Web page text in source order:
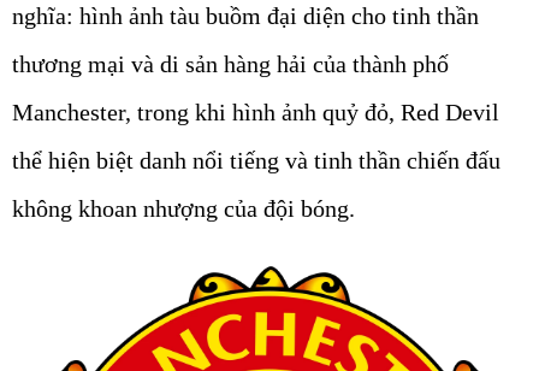
nghĩa: hình ảnh tàu buồm đại diện cho tinh thần
thương mại và di sản hàng hải của thành phố
Manchester, trong khi hình ảnh quỷ đỏ, Red Devil
thể hiện biệt danh nổi tiếng và tinh thần chiến đấu
không khoan nhượng của đội bóng.